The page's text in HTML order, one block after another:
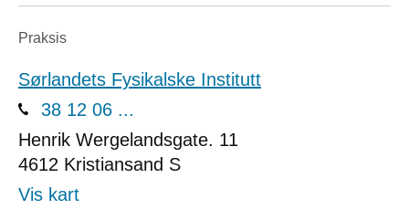
Praksis
Sørlandets Fysikalske Institutt
38 12 06 ...
Henrik Wergelandsgate. 11
4612 Kristiansand S
Vis kart